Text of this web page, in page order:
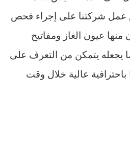
عمل شركتنا على إجراء فحص
عيون الغاز ومفاتيح
يجعله يتمكن من التعرف على
عالية خلال وقت